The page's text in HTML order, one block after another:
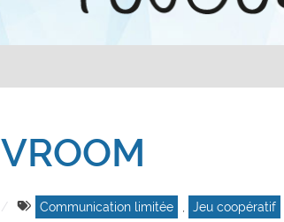
VROOM
Communication limitée Jeu coopératif